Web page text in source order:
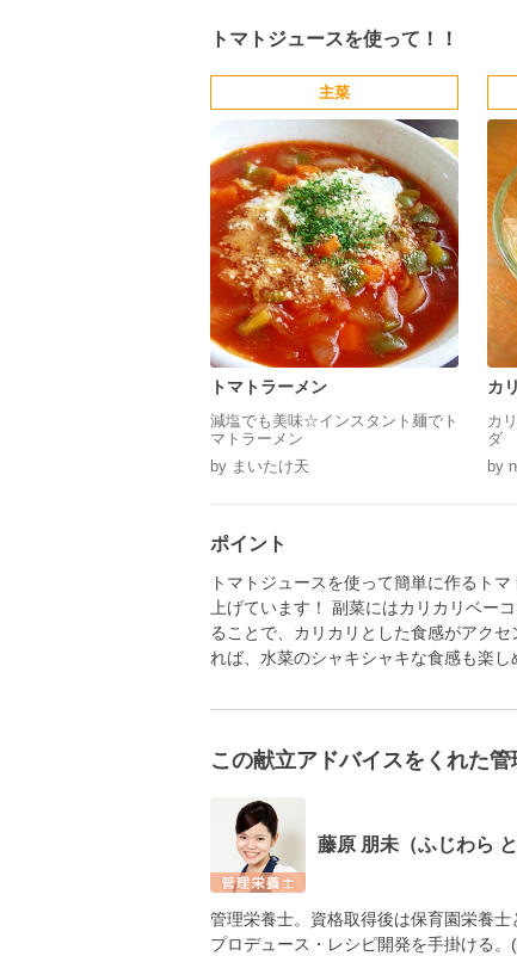
トマトジュースを使って！！
主菜
トマトラーメン
減塩でも美味☆インスタント麺でト
マトラーメン
by まいたけ天
カ
カ
ダ
by
ポイント
トマトジュースを使って簡単に作るト
上げています！ 副菜にはカリカリベー
ることで、カリカリとした食感がアク
れば、水菜のシャキシャキな食感も楽し
この献立アドバイスをくれた
藤原 朋未（ふじわら
管理栄養士。資格取得後は保育園栄養
プロデュース・レシピ開発を手掛ける